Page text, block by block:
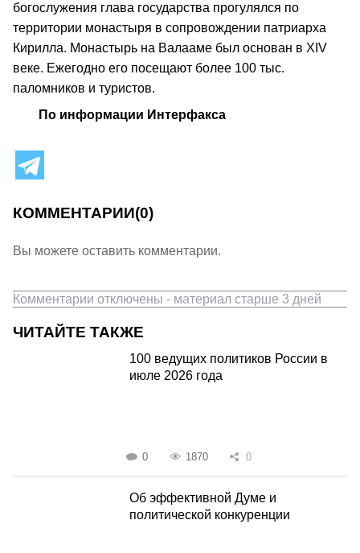
богослужения глава государства прогулялся по
территории монастыря в сопровождении патриарха
Кирилла. Монастырь на Валааме был основан в XIV
веке. Ежегодно его посещают более 100 тыс.
паломников и туристов.
По информации Интерфакса
КОММЕНТАРИИ(0)
Вы можете оставить комментарии.
Комментарии отключены - материал старше 3 дней
ЧИТАЙТЕ ТАКЖЕ
100 ведущих политиков России в
июле 2026 года
0 1870 0
Об эффективной Думе и
политической конкуренции